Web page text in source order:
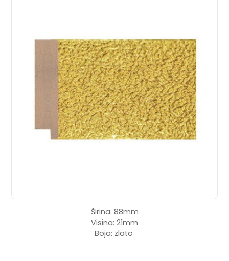
Širina: 88mm
Visina: 21mm
Boja: zlato